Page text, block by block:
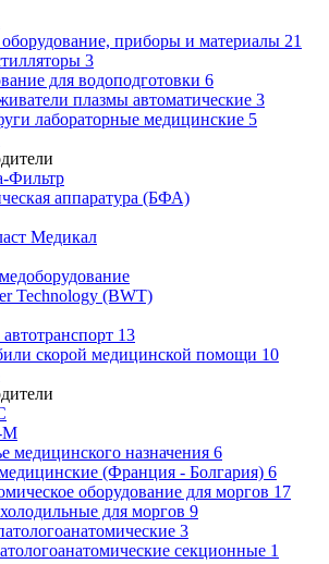
приборы и материалы 21
3
для водоподготовки 6
плазмы автоматические 3
лабораторные медицинские 5
Фильтр
аппаратура (БФА)
Медикал
Technology (BWT)
13
скорой медицинской помощи 10
М
медицинского назначения 6
(Франция - Болгария) 6
оборудование для моргов 17
для моргов 9
3
секционные 1